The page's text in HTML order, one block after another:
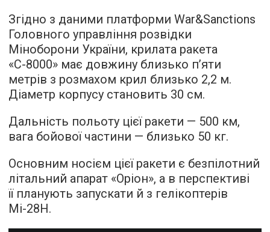
Згідно з даними платформи War&Sanctions
Головного управління розвідки
Міноборони України, крилата ракета
«С-8000» має довжину близько п’яти
метрів з розмахом крил близько 2,2 м.
Діаметр корпусу становить 30 см.
Дальність польоту цієї ракети — 500 км,
вага бойової частини — близько 50 кг.
Основним носієм цієї ракети є безпілотний
літальний апарат «Оріон», а в перспективі
її планують запускати й з гелікоптерів
Мі-28Н.